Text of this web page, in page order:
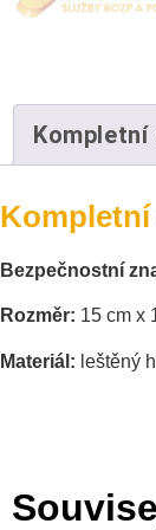
Bezpečnostní
Rozměr: 15 cm x
Materiál: leštěný